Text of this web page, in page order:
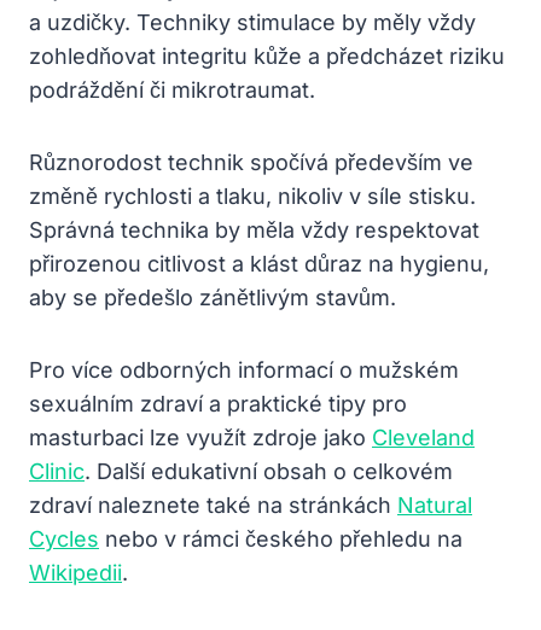
a uzdičky. Techniky stimulace by měly vždy
zohledňovat integritu kůže a předcházet riziku
podráždění či mikrotraumat.
Různorodost technik spočívá především ve
změně rychlosti a tlaku, nikoliv v síle stisku.
Správná technika by měla vždy respektovat
přirozenou citlivost a klást důraz na hygienu,
aby se předešlo zánětlivým stavům.
Pro více odborných informací o mužském
sexuálním zdraví a praktické tipy pro
masturbaci lze využít zdroje jako Cleveland
Clinic. Další edukativní obsah o celkovém
zdraví naleznete také na stránkách Natural
Cycles nebo v rámci českého přehledu na
Wikipedii.